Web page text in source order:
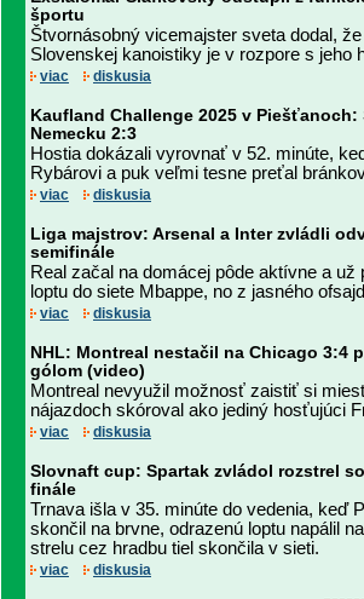
športu
Štvornásobný vicemajster sveta dodal,
Slovenskej kanoistiky je v rozpore s jeho
viac diskusia
Kaufland Challenge 2025 v
Nemecku 2:3
Hostia dokázali vyrovnať v 52. minúte,
Rybárovi a puk veľmi tesne preťal
viac diskusia
Liga majstrov: Arsenal a Inter zvládli
semifinále
Real začal na domácej pôde aktívne a už
loptu do siete Mbappe, no z jasného
viac diskusia
NHL: Montreal nestačil na Chicago 3:4
gólom (video)
Montreal nevyužil možnosť zaistiť si
nájazdoch skóroval ako jediný hosťujúci
viac diskusia
Slovnaft cup: Spartak zvládol rozstrel
finále
Trnava išla v 35. minúte do vedenia, keď
skončil na brvne, odrazenú loptu napálil
strelu cez hradbu tiel skončila v sieti.
viac diskusia